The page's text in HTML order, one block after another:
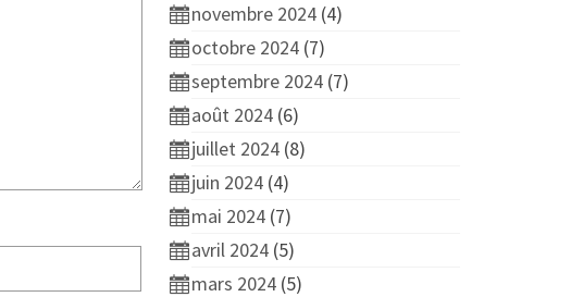
novembre 2024(4)
octobre 2024(7)
septembre 2024(7)
août 2024(6)
juillet 2024(8)
juin 2024(4)
mai 2024(7)
avril 2024(5)
mars 2024(5)